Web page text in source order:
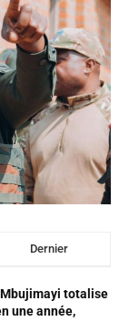
Dernier
Mbujimayi totalise
une année,